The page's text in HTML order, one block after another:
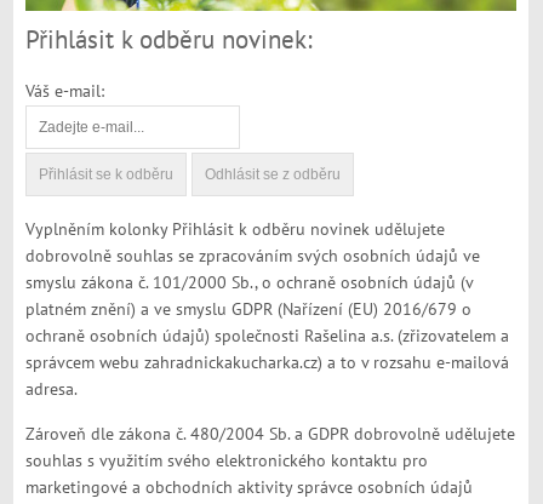
Přihlásit k odběru novinek:
Váš e-mail:
Vyplněním kolonky Přihlásit k odběru novinek udělujete
dobrovolně souhlas se zpracováním svých osobních údajů ve
smyslu zákona č. 101/2000 Sb., o ochraně osobních údajů (v
platném znění) a ve smyslu GDPR (Nařízení (EU) 2016/679 o
ochraně osobních údajů) společnosti Rašelina a.s. (zřizovatelem a
správcem webu zahradnickakucharka.cz) a to v rozsahu e-mailová
adresa.
Zároveň dle zákona č. 480/2004 Sb. a GDPR dobrovolně udělujete
souhlas s využitím svého elektronického kontaktu pro
marketingové a obchodních aktivity správce osobních údajů